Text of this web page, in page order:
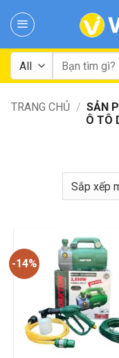
Tìm
kiếm:
TRANG CHỦ / SẢN
Ô TÔ
-14%